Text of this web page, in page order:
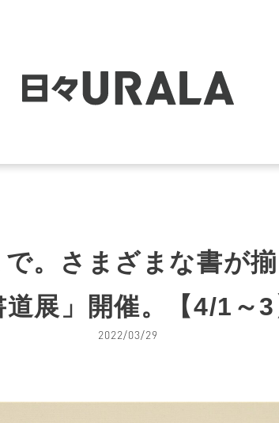
。さまざまな書が
展」開催。【4/1～3
2022/03/29